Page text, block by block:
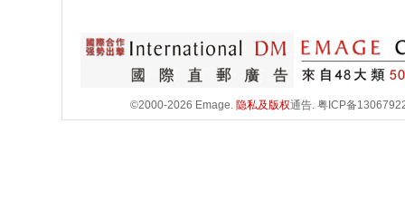
©2000-2026 Emage. 隐私及版权通告. 粤ICP备